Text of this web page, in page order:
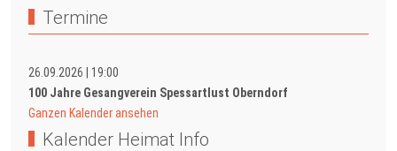
Termine
26.09.2026
19:00
100 Jahre Gesangverein Spessartlust Oberndorf
Ganzen Kalender ansehen
Kalender Heimat Info